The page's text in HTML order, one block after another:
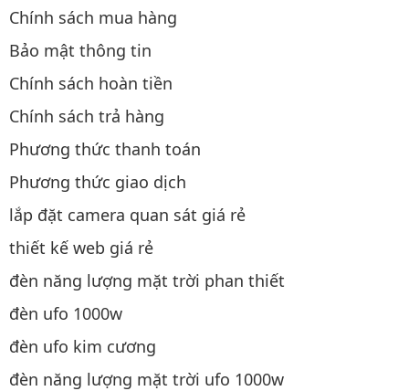
Chính sách mua hàng
Bảo mật thông tin
Chính sách hoàn tiền
Chính sách trả hàng
Phương thức thanh toán
Phương thức giao dịch
lắp đặt camera quan sát giá rẻ
thiết kế web giá rẻ
đèn năng lượng mặt trời phan thiết
đèn ufo 1000w
đèn ufo kim cương
đèn năng lượng mặt trời ufo 1000w